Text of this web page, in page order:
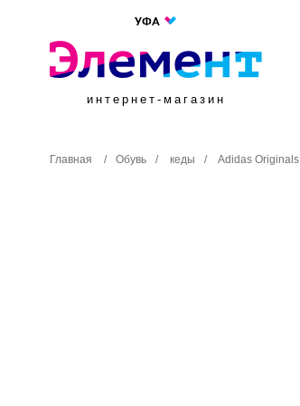
УФА
интернет-магазин
Главная / Обувь / кеды / Adidas Originals